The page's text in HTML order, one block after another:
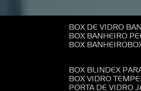
BOX DE VIDRO
BOX BANHEIRO
BOX BANHEIRO
BOX BLINDEX
BOX VIDRO
PORTA DE VIDRO